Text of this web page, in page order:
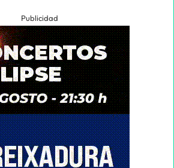
Publicidad